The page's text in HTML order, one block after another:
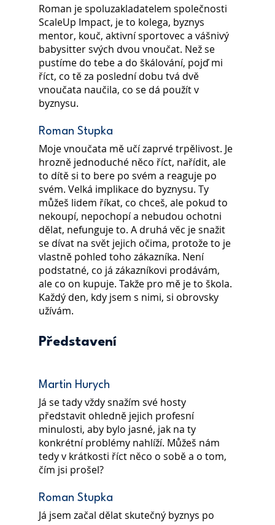
Roman je spoluzakladatelem společnosti
ScaleUp Impact, je to kolega, byznys
mentor, kouč, aktivní sportovec a vášnivý
babysitter svých dvou vnoučat. Než se
pustíme do tebe a do škálování, pojď mi
říct, co tě za poslední dobu tvá dvě
vnoučata naučila, co se dá použít v
byznysu.
Roman Stupka
Moje vnoučata mě učí zaprvé trpělivost. Je
hrozně jednoduché něco říct, nařídit, ale
to dítě si to bere po svém a reaguje po
svém. Velká implikace do byznysu. Ty
můžeš lidem říkat, co chceš, ale pokud to
nekoupí, nepochopí a nebudou ochotni
dělat, nefunguje to. A druhá věc je snažit
se dívat na svět jejich očima, protože to je
vlastně pohled toho zákazníka. Není
podstatné, co já zákazníkovi prodávám,
ale co on kupuje. Takže pro mě je to škola.
Každý den, kdy jsem s nimi, si obrovsky
užívám.
Představení
Martin Hurych
Já se tady vždy snažím své hosty
představit ohledně jejich profesní
minulosti, aby bylo jasné, jak na ty
konkrétní problémy nahlíží. Můžeš nám
tedy v krátkosti říct něco o sobě a o tom,
čím jsi prošel?
Roman Stupka
Já jsem začal dělat skutečný byznys po